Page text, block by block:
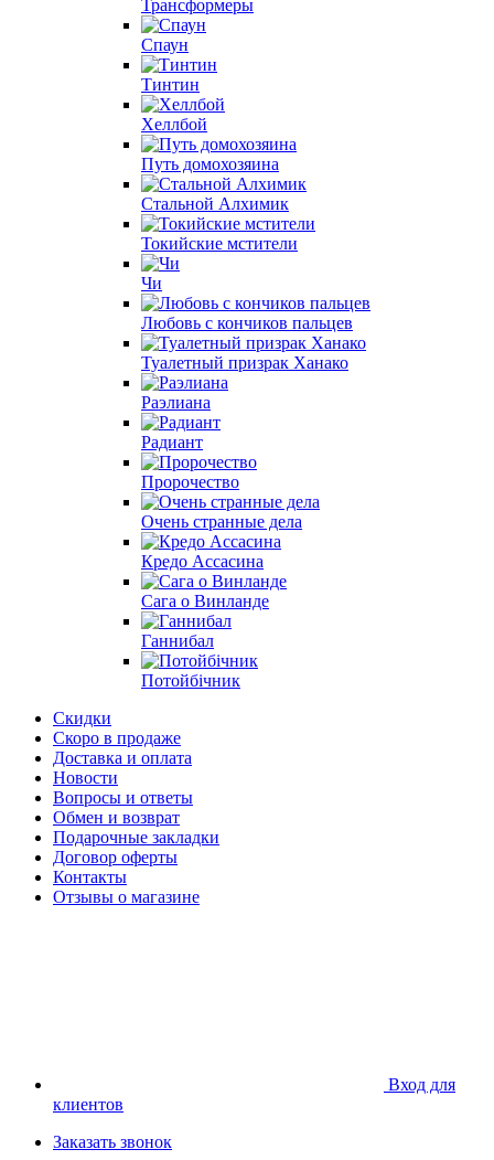
Трансформеры
Спаун
Тинтин
Хеллбой
Путь домохозяина
Стальной Алхимик
Токийские мстители
Чи
Любовь с кончиков пальцев
Туалетный призрак Ханако
Раэлиана
Радиант
Пророчество
Очень странные дела
Кредо Ассасина
Сага о Винланде
Ганнибал
Потойбічник
Скидки
Скоро в продаже
Доставка и оплата
Новости
Вопросы и ответы
Обмен и возврат
Подарочные закладки
Договор оферты
Контакты
Отзывы о магазине
Вход для
клиентов
Заказать звонок